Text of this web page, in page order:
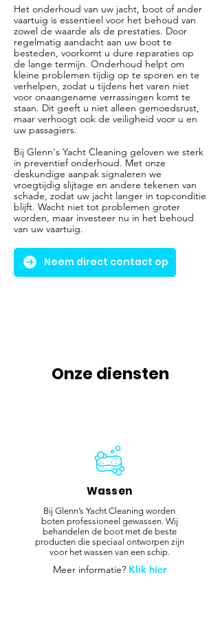
Het onderhoud van uw jacht, boot of ander
vaartuig is essentieel voor het behoud van
zowel de waarde als de prestaties. Door
regelmatig aandacht aan uw boot te
besteden, voorkomt u dure reparaties op
de lange termijn. Onderhoud helpt om
kleine problemen tijdig op te sporen en te
verhelpen, zodat u tijdens het varen niet
voor onaangename verrassingen komt te
staan. Dit geeft u niet alleen gemoedsrust,
maar verhoogt ook de veiligheid voor u en
uw passagiers.
Bij Glenn's Yacht Cleaning geloven we sterk
in preventief onderhoud. Met onze
deskundige aanpak signaleren we
vroegtijdig slijtage en andere tekenen van
schade, zodat uw jacht langer in topconditie
blijft. Wacht niet tot problemen groter
worden, maar investeer nu in het behoud
van uw vaartuig.
Neem direct contact op
Onze diensten
Wassen
Bij Glenn’s Yacht Cleaning worden
boten professioneel gewassen. Wij
behandelen de boot met de beste
producten die speciaal ontworpen zijn
voor het wassen van een schip.
Meer informatie? Klik hier